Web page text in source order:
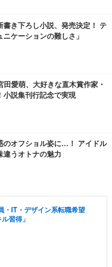
書き下ろし小説、発売決定！ テ
ケーションの難しさ」
田愛萌、大好きな直木賞作家・
小説集刊行記念で実現
のオフショル姿に…！ アイドル
違うオトナの魅力
・IT・デザイン系転職希望
習得」